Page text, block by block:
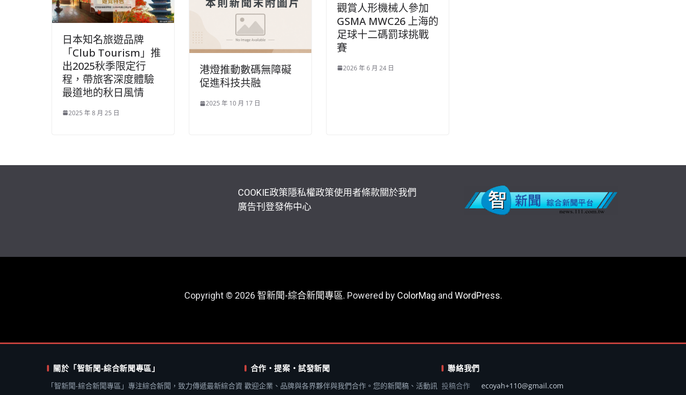
日本知名旅遊品牌
「Club Tourism」推
出2025秋季限定行
程，帶旅客深度體驗
最道地的秋日風情
2025 年 8 月 25 日
港燈推動數碼無障礙
促進科技共融
2025 年 10 月 17 日
觀賞人形機械人參加
GSMA MWC26 上海的
足球十二碼罰球挑戰
賽
2026 年 6 月 24 日
COOKIE政策隱私權政策使用者條款關於我們
廣告刊登發佈中心
Copyright © 2026 智新聞-綜合新聞專區. Powered by ColorMag and WordPress.
關於「智新聞-綜合新聞專區」
「智新聞-綜合新聞專區」專注綜合新聞，致力傳遞最新綜合資
合作・提案・試發新聞
歡迎企業、品牌與各界夥伴與我們合作。您的新聞稿、活動訊
聯絡我們
投稿合作 ecoyah+110@gmail.com